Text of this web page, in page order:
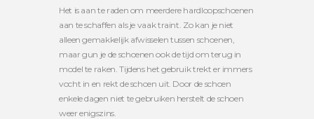
Het is aan te raden om meerdere hardloopschoenen
aan te schaffen als je vaak traint. Zo kan je niet
alleen gemakkelijk afwisselen tussen schoenen,
maar gun je de schoenen ook de tijd om terug in
model te raken. Tijdens het gebruik trekt er immers
vocht in en rekt de schoen uit. Door de schoen
enkele dagen niet te gebruiken herstelt de schoen
weer enigszins.